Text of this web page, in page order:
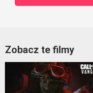
Zobacz te filmy